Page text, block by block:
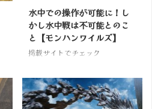
水中での操作が可能に！し
かし水中戦は不可能とのこ
と【モンハンワイルズ】
掲載サイトでチェック